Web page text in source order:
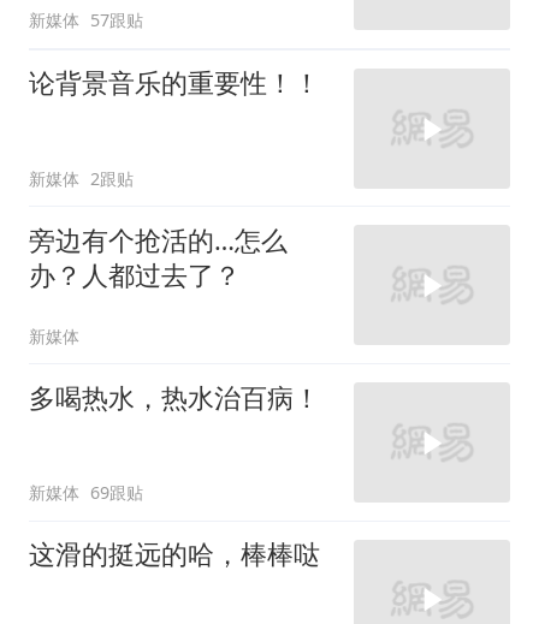
新媒体 57跟贴
论背景音乐的重要性！！
新媒体 2跟贴
旁边有个抢活的…怎么
办？人都过去了？
新媒体
多喝热水，热水治百病！
新媒体 69跟贴
这滑的挺远的哈，棒棒哒